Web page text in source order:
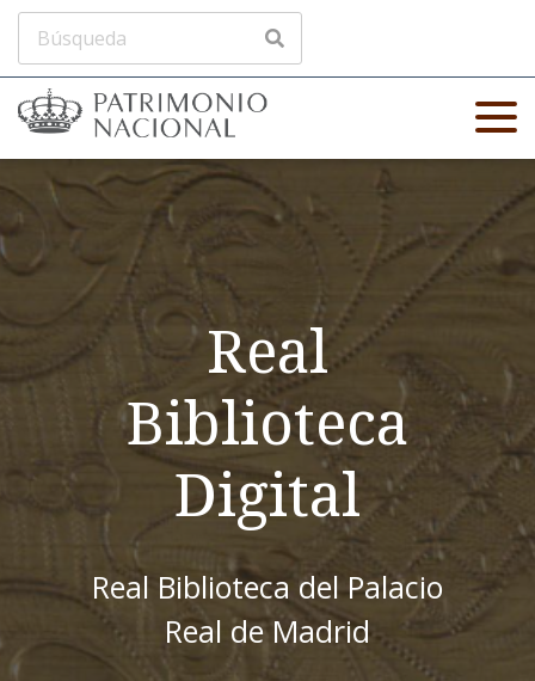
Real
Biblioteca
Digital
Real Biblioteca del Palacio
Real de Madrid